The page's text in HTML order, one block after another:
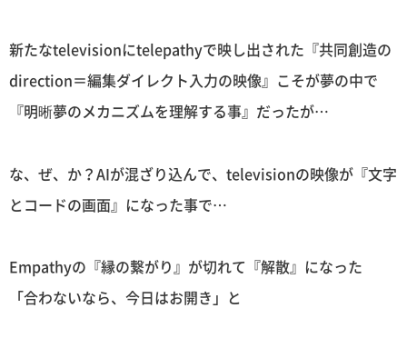
新たなtelevisionにtelepathyで映し出された『共同創造の
direction＝編集ダイレクト入力の映像』こそが夢の中で
『明晰夢のメカニズムを理解する事』だったが…
な、ぜ、か？AIが混ざり込んで、televisionの映像が『文字
とコードの画面』になった事で…
Empathyの『縁の繋がり』が切れて『解散』になった
「合わないなら、今日はお開き」と